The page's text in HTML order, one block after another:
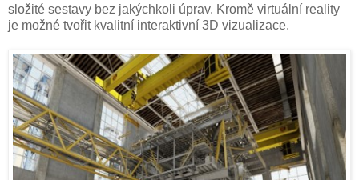
složité sestavy bez jakýchkoli úprav. Kromě virtuální reality
je možné tvořit kvalitní interaktivní 3D vizualizace.